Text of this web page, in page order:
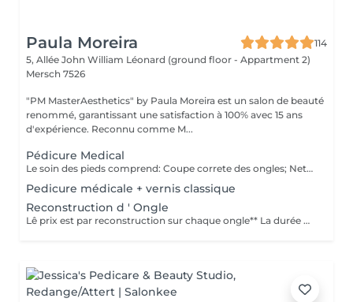
Paula Moreira
114
5, Allée John William Léonard (ground floor - Appartment 2)
Mersch 7526
"PM MasterAesthetics" by Paula Moreira est un salon de beauté
renommé, garantissant une satisfaction à 100% avec 15 ans
d'expérience. Reconnu comme M...
Pédicure Medical
Le soin des pieds comprend: Coupe correte des ongles; Nettoyage complet des ongles; Élimination des callosités; Ongles incarnés; Nettoyage du canal de l'ongle (onychophose); Traitement des champignons; Kératose excessive sur les talons; Peeling médicamenteux; Bain à l'eucalyptus; Pansements (si nécessaire); Crème hydratante
Pedicure médicale + vernis classique
Reconstruction d ' Ongle
Lê prix est par reconstruction sur chaque ongle** La durée du soin est donnée à titre indicatif. Chaque prise en charge débute par une évaluation personnalisée réalisée par notre spécialiste.